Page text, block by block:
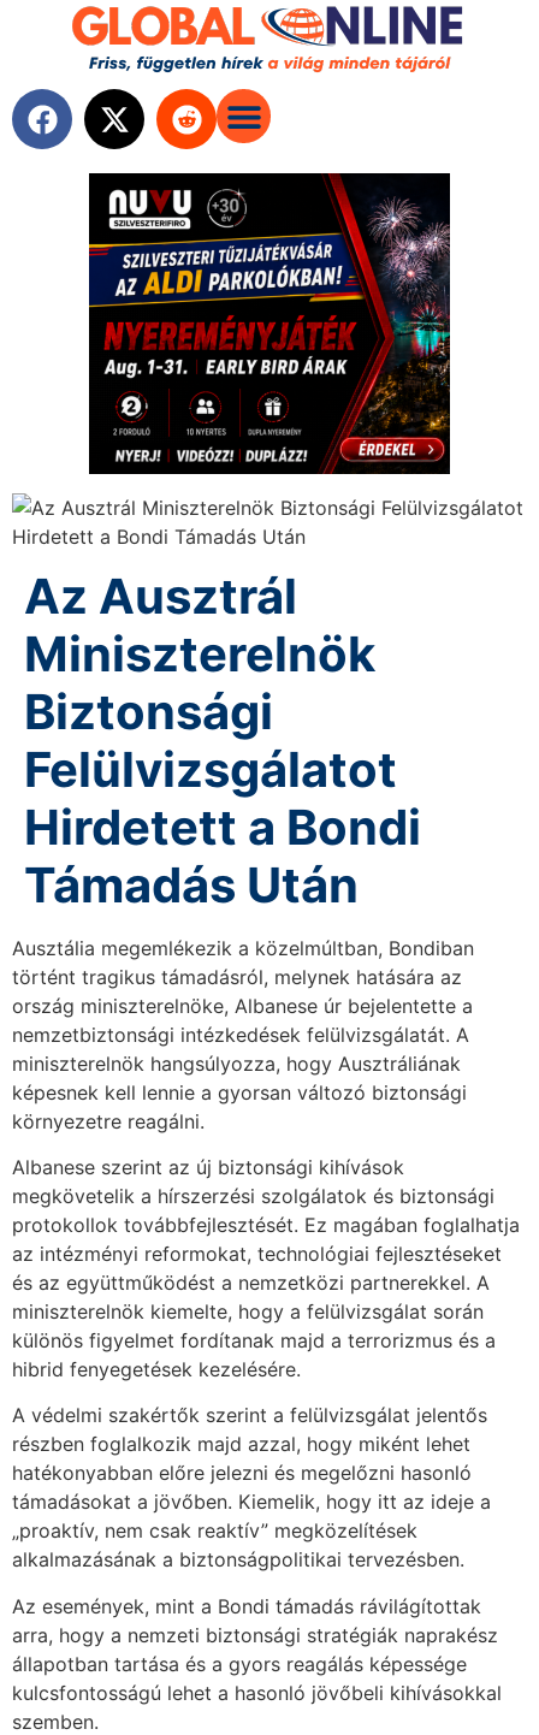
Az Ausztrál
Miniszterelnök
Biztonsági
Felülvizsgálatot
Hirdetett a Bondi
Támadás Után
Ausztália megemlékezik a közelmúltban, Bondiban
történt tragikus támadásról, melynek hatására az
ország miniszterelnöke, Albanese úr bejelentette a
nemzetbiztonsági intézkedések felülvizsgálatát. A
miniszterelnök hangsúlyozza, hogy Ausztráliának
képesnek kell lennie a gyorsan változó biztonsági
környezetre reagálni.
Albanese szerint az új biztonsági kihívások
megkövetelik a hírszerzési szolgálatok és biztonsági
protokollok továbbfejlesztését. Ez magában foglalhatja
az intézményi reformokat, technológiai fejlesztéseket
és az együttműködést a nemzetközi partnerekkel. A
miniszterelnök kiemelte, hogy a felülvizsgálat során
különös figyelmet fordítanak majd a terrorizmus és a
hibrid fenyegetések kezelésére.
A védelmi szakértők szerint a felülvizsgálat jelentős
részben foglalkozik majd azzal, hogy miként lehet
hatékonyabban előre jelezni és megelőzni hasonló
támadásokat a jövőben. Kiemelik, hogy itt az ideje a
„proaktív, nem csak reaktív” megközelítések
alkalmazásának a biztonságpolitikai tervezésben.
Az események, mint a Bondi támadás rávilágítottak
arra, hogy a nemzeti biztonsági stratégiák naprakész
állapotban tartása és a gyors reagálás képessége
kulcsfontosságú lehet a hasonló jövőbeli kihívásokkal
szemben.